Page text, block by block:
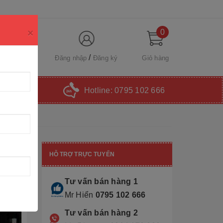
Đăng nhập Đăng ký
0
Giỏ hàng
Hotline: 0795 102 666
×
HỖ TRỢ TRỰC TUYẾN
Tư vấn bán hàng 1
Mr Hiển 0795 102 666
Tư vấn bán hàng 2